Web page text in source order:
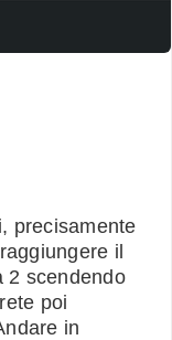
precisamente
il
2 scendendo
poi
in